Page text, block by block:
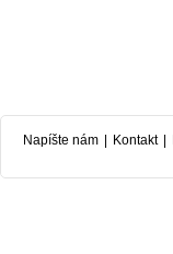
Napíšte nám Kontakt